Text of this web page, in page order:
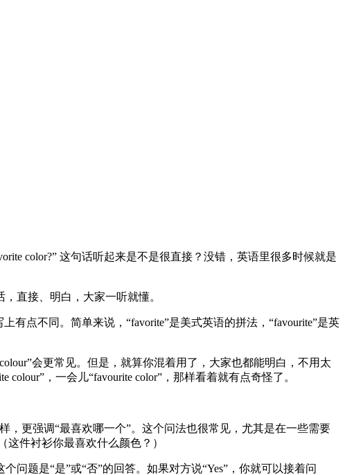
color?” 这句话听起来是不是很直接？没错，英语里很多时候就是
直接、明白，大家一听就懂。
有点不同。简单来说，“favorite”是美式英语的拼法，“favourite”是英
会更常见。但是，就算你混着用了，大家也都能明白，不用太
，一会儿“favourite color”，那样看着就有点奇怪了。
，更强调“最喜欢哪一个”。这个问法也很常见，尤其是在一些需要
这件衬衫你最喜欢什么颜色？）
问题是“是”或“否”的回答。如果对方说“Yes”，你就可以接着问